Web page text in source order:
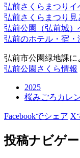
弘前さくらまつりイ
弘前さくらまつり
弘前公園（弘前城）
弘前のホテル・宿・
弘前市公園緑地課に
弘前公園さくら情報
2025
桜みごろカレ
Facebookでシェア X
投稿ナビゲ